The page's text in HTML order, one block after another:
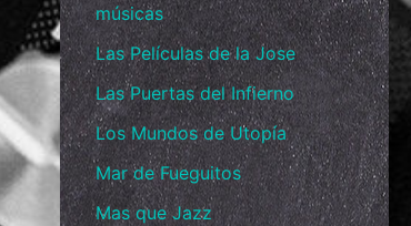
músicas
Las Películas de la Jose
Las Puertas del Infierno
Los Mundos de Utopía
Mar de Fueguitos
Mas que Jazz